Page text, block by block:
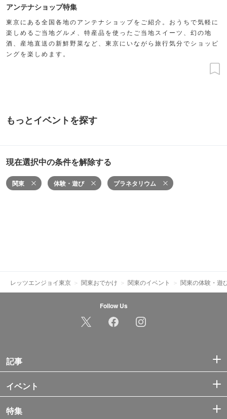
アンテナショップ特集
東京にある全国各地のアンテナショップをご紹介。おうちで気軽に
楽しめるご当地グルメ、特産品を使ったご当地スイーツ、幻の地
酒、産地直送の新鮮野菜など、東京にいながら旅行気分でショッピ
ングを楽しめます。
もっとイベントを探す
現在選択中の条件を解除する
関東 体験・遊び プラネタリウム
レッツエンジョイ東京 関東おでかけ 関東のイベント 関東の体験・遊
Follow Us
記事
イベント
特集